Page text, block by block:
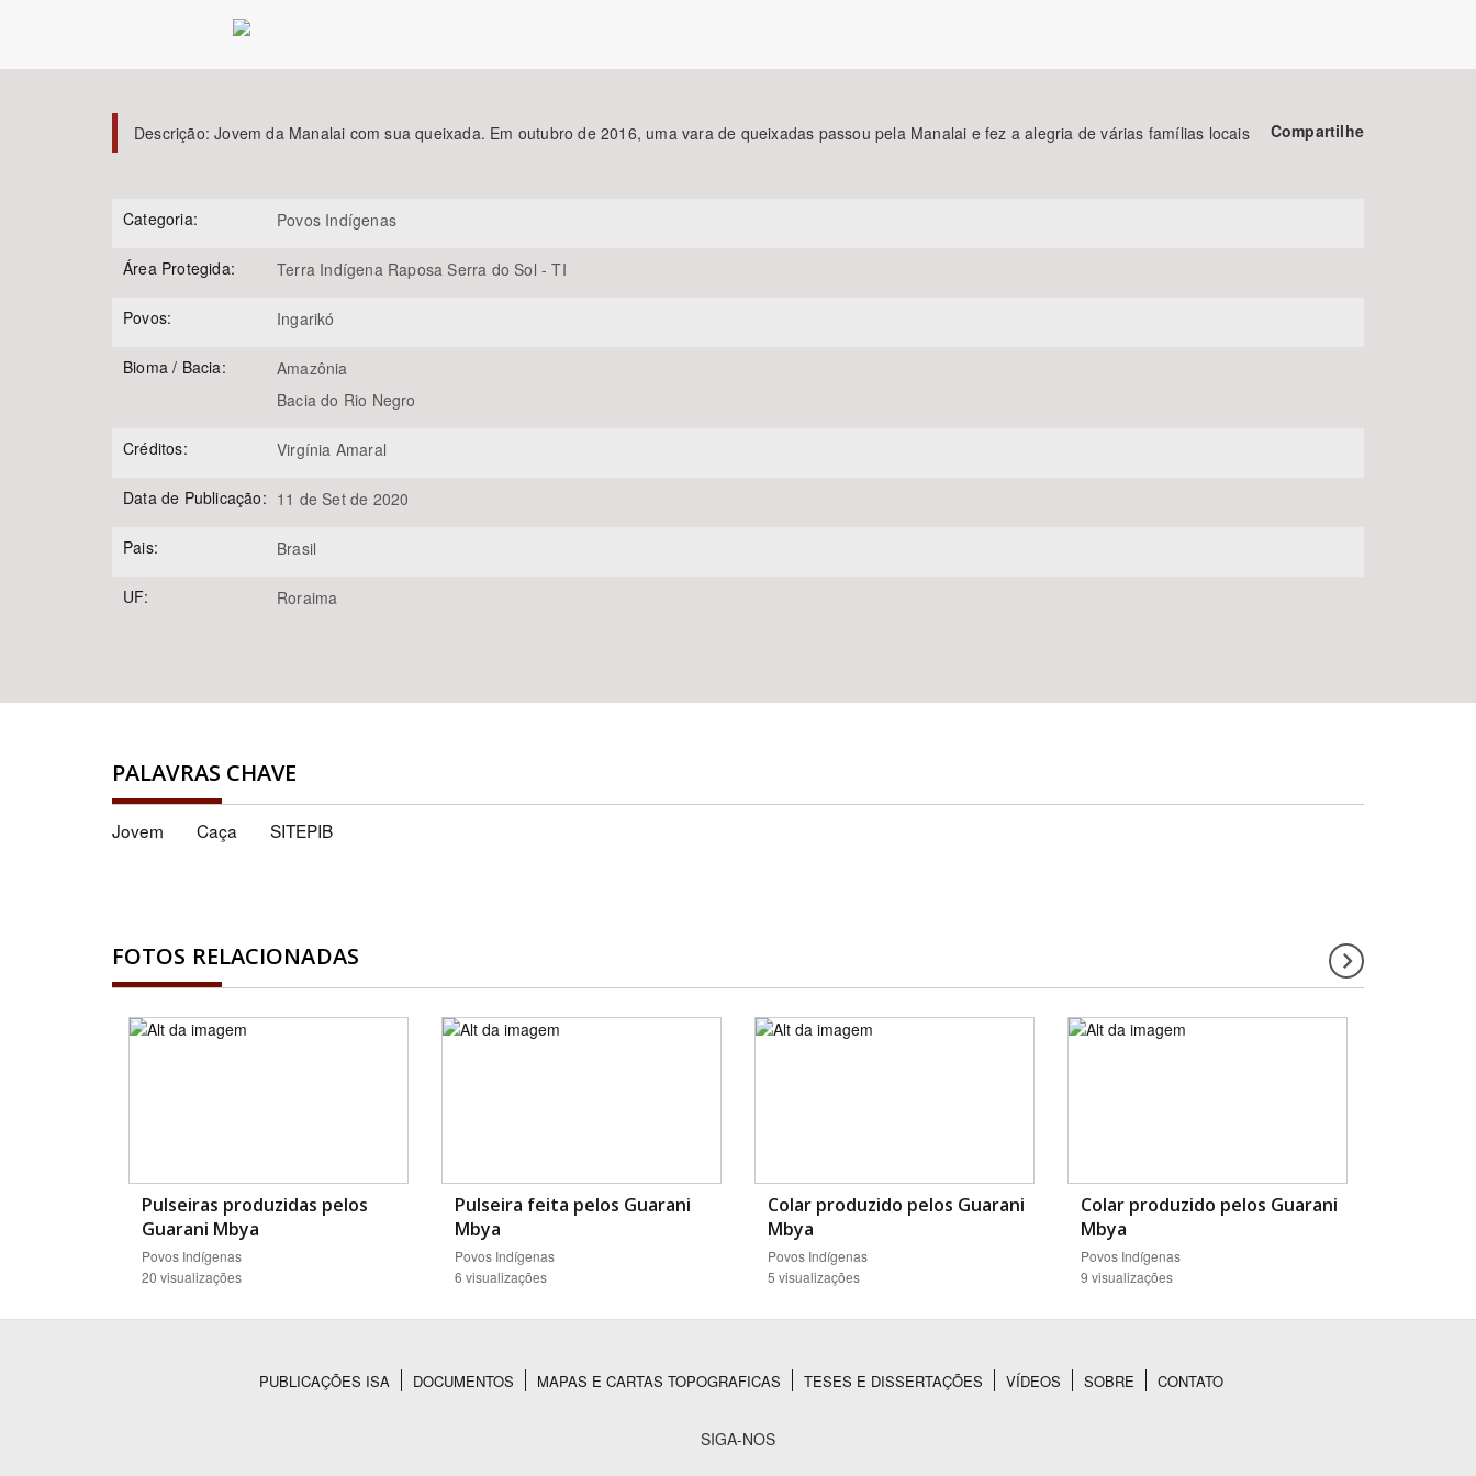
Descrição:Jovem da Manalai com sua queixada. Em outubro de 2016, uma vara de queixadas passou pela Manalai e fez a alegria de várias famílias locais Compartilhe
Categoria: Povos Indígenas
Área Protegida: Terra Indígena Raposa Serra do Sol - TI
Povos: Ingarikó
Bioma / Bacia:
Amazônia
Bacia do Rio Negro
Créditos: Virgínia Amaral
Data de Publicação: 11 de Set de 2020
Pais: Brasil
UF: Roraima
PALAVRAS CHAVE
Jovem Caça SITEPIB
FOTOS RELACIONADAS
Pulseiras produzidas pelos
Guarani Mbya
Povos Indígenas
20 visualizações
Pulseira feita pelos Guarani
Mbya
Povos Indígenas
6 visualizações
Colar produzido pelos Guarani
Mbya
Povos Indígenas
5 visualizações
Colar produzido pelos Guarani
Mbya
Povos Indígenas
9 visualizações
PUBLICAÇÕES ISA DOCUMENTOS MAPAS E CARTAS TOPOGRAFICAS TESES E DISSERTAÇÕES VÍDEOS SOBRE CONTATO
SIGA-NOS